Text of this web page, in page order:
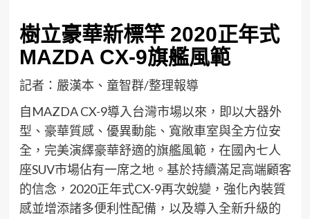
樹立豪華新標竿 2020正年式
MAZDA CX-9旗艦風範
記者：嚴漢本、童智群/整理報導
自MAZDA CX-9導入台灣市場以來 ， 即以大器外
型 、 豪華質感、 優異動能、 寬敞車室與全方位安
全 ， 完美演繹豪華舒適的旗艦風範， 在國內七人
座SUV市場佔有一席之地。 基於持續滿足高端顧客
的信念 ， 2020正年式CX-9再次蛻變，強化內裝質
感並增添諸多便利 性配備 ， 以及導入全新升級的